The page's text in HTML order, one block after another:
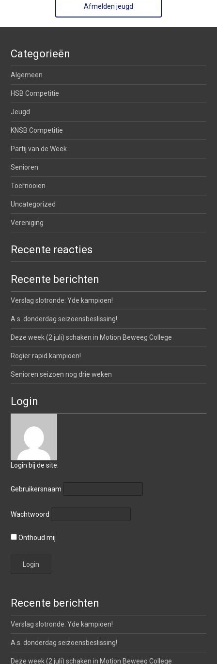
Afmelden jeugd
Categorieën
Algemeen
HSB Competitie
Jeugd
KNSB Competitie
Partij van de Week
Senioren
Toernooien
Uncategorized
Vereniging
Recente reacties
Recente berichten
Verslag slotronde: Yde kampioen!
A.s. donderdag seizoensbeslissing!
Deze week (2 juli) schaken in Motion Beweeg College
Rogier rapid kampioen!
Senioren seizoen nog drie weken
Login
Login bij de site.
Gebruikersnaam
Wachtwoord
Onthoud mij
Recente berichten
Verslag slotronde: Yde kampioen!
A.s. donderdag seizoensbeslissing!
Deze week (2 juli) schaken in Motion Beweeg College